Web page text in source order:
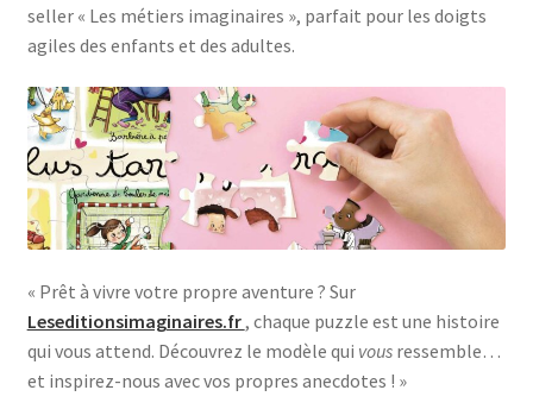
seller « Les métiers imaginaires », parfait pour les doigts
agiles des enfants et des adultes.
« Prêt à vivre votre propre aventure ? Sur
Leseditionsimaginaires.fr , chaque puzzle est une histoire
qui vous attend. Découvrez le modèle qui vous ressemble…
et inspirez-nous avec vos propres anecdotes ! »